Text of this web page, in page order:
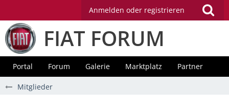
Anmelden oder registrieren
FIAT FORUM
Portal Forum Galerie Marktplatz Partner
Mitglieder